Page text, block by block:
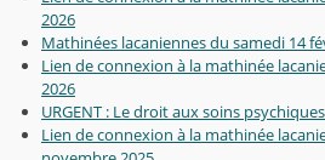
2026
Mathinées lacaniennes du samedi 14
Lien de connexion à la mathinée
2026
URGENT : Le droit aux soins
Lien de connexion à la mathinée